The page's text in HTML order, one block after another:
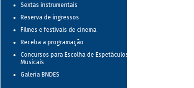
Sextas instrumentais
Reserva de ingressos
Filmes e festivais de cinema
Receba a programação
Concursos para Escolha de Espetáculos
Musicais
Galeria BNDES